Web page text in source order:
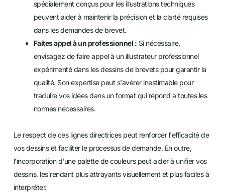
spécialement conçus pour les illustrations techniques
peuvent aider à maintenir la précision et la clarté requises
dans les demandes de brevet.
Faites appel à un professionnel : Si nécessaire,
envisagez de faire appel à un illustrateur professionnel
expérimenté dans les dessins de brevets pour garantir la
qualité. Son expertise peut s'avérer inestimable pour
traduire vos idées dans un format qui répond à toutes les
normes nécessaires.
Le respect de ces lignes directrices peut renforcer l'efficacité de
vos dessins et faciliter le processus de demande. En outre,
l'incorporation d'une palette de couleurspeut aider à unifier vos
dessins, les rendant plus attrayants visuellement et plus faciles à
interpréter.